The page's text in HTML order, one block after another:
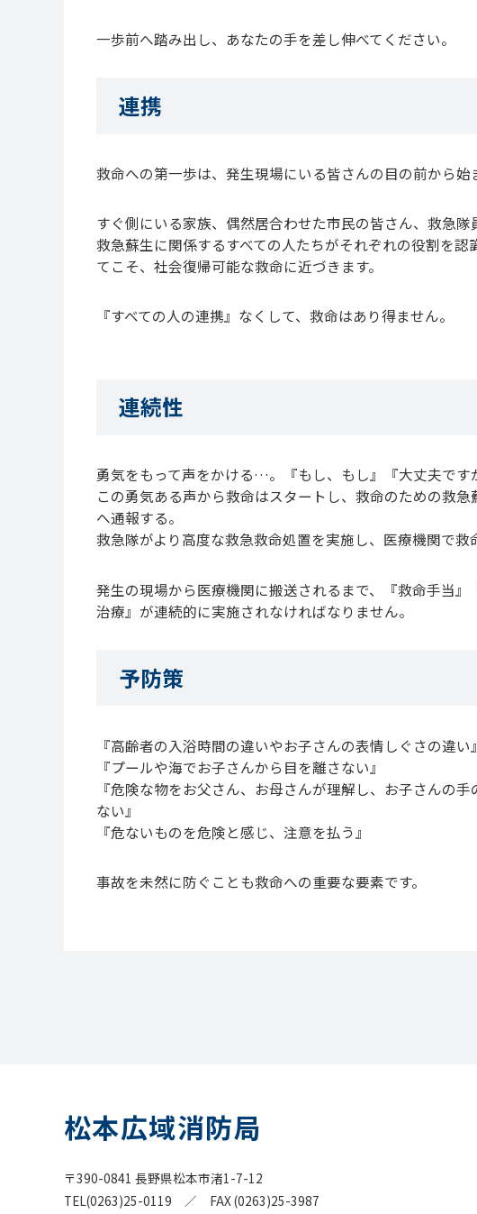
一歩前へ踏み出し、あなたの手を差し伸べてください。
連携
救命への第一歩は、発生現場にいる皆さんの目の前から始
すぐ側にいる家族、偶然居合わせた市民の皆さん、救急隊
救急蘇生に関係するすべての人たちがそれぞれの役割を認
てこそ、社会復帰可能な救命に近づきます。
『すべての人の連携』なくして、救命はあり得ません。
連続性
勇気をもって声をかける…。『もし、もし』『大丈夫です
この勇気ある声から救命はスタートし、救命のための救
へ通報する。
救急隊がより高度な救急救命処置を実施し、医療機関で救
発生の現場から医療機関に搬送されるまで、『救命手当』
治療』が連続的に実施されなければなりません。
予防策
『高齢者の入浴時間の違いやお子さんの表情しぐさの違い』
『プールや海でお子さんから目を離さない』
『危険な物をお父さん、お母さんが理解し、お子さんの
ない』
『危ないものを危険と感じ、注意を払う』
事故を未然に防ぐことも救命への重要な要素です。
松本広域消防局
〒390-0841 長野県松本市渚1-7-12
TEL(0263)25-0119 ／ FAX (0263)25-3987